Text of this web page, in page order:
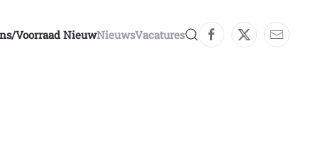
voorraad NieuwNieuwsVacatures